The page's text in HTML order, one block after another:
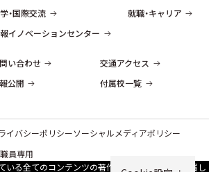
・国際交流
就職・キャリア
イノベーションセンター
い合わせ
交通アクセス
公開
付属校一覧
イバシーポリシーソーシャルメディアポリシー
員専用
る全てのコンテンツの著作権は、原則、本学に帰属し